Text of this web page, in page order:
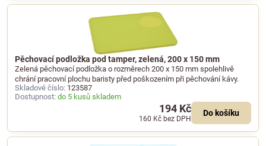
Pěchovací podložka pod tamper, zelená, 200 x 150 mm
Zelená pěchovací podložka o rozměrech 200 x 150 mm spolehlivě
chrání pracovní plochu baristy před poškozením při pěchování kávy.
Skladové číslo: 123587
Dostupnost: do 5 kusů skladem
194 Kč
160 Kč bez DPH
Do košíku